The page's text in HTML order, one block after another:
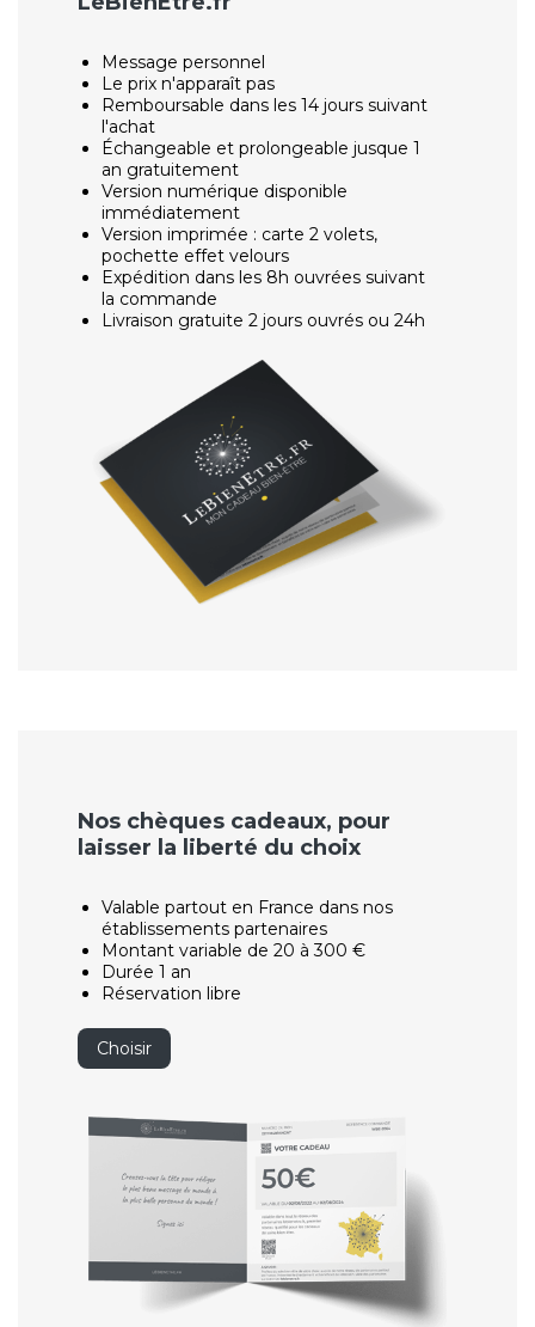
Message personnel
Le prix n'apparaît pas
Remboursable dans les 14 jours suivant
l'achat
Échangeable et prolongeable jusque 1
an gratuitement
Version numérique disponible
immédiatement
Version imprimée : carte 2 volets,
pochette effet velours
Expédition dans les 8h ouvrées suivant
la commande
Livraison gratuite 2 jours ouvrés ou 24h
Nos chèques cadeaux, pour
laisser la liberté du choix
Valable partout en France dans nos
établissements partenaires
Montant variable de 20 à 300 €
Durée 1 an
Réservation libre
Choisir